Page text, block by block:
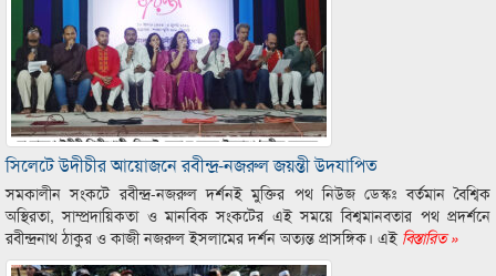
‎সিলেটে উদীচীর আয়োজনে রবীন্দ্র-নজরুল জয়ন্তী উদযাপিত
সমকালীন সংকটে রবীন্দ্র-নজরুল দর্শনই মুক্তির পথ নিউজ ডেস্কঃ ‎বর্তমান বৈশ্বিক
অস্থিরতা, সাম্প্রদায়িকতা ও মানবিক সংকটের এই সময়ে বিশ্বমানবতার পথ প্রদর্শনে
রবীন্দ্রনাথ ঠাকুর ও কাজী নজরুল ইসলামের দর্শন অত্যন্ত প্রাসঙ্গিক। এইবিস্তারিত »